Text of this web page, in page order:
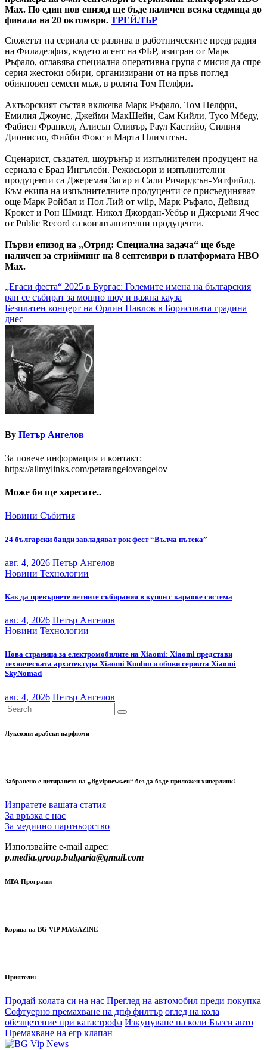
Max. По един нов епизод ще бъде наличен всяка седмица до
финала на 20 октомври. ТРЕЙЛЪР
Сюжетът на сериала се развива в работническите предградия
на Филаделфия, където агент на ФБР, изигран от Марк
Ръфало, оглавява специална оперативна група с мисия да спре
серия жестоки обири, организирани от на пръв поглед
обикновен семеен мъж, в ролята Том Пелфри.
Актьорският състав включва Марк Ръфало, Том Пелфри,
Емилия Джоунс, Джейми МакШейн, Сам Кийли, Тусо Мбеду,
Фабиен Франкел, Алисън Оливър, Раул Кастийо, Силвия
Дионисио, Фийби Фокс и Марта Плимптън.
Сценарист, създател, шоурънър и изпълнителен продуцент на
сериала е Брад Ингълсби. Режисьори и изпълнителни
продуценти са Джеремая Загар и Сали Ричардсън-Уитфийлд.
Към екипа на изпълнителните продуценти се присъединяват
още Марк Ройбал и Пол Лий от wiip, Марк Ръфало, Дейвид
Крокет и Рон Шмидт. Никол Джордан-Уебър и Джеръми Ячес
от Public Record са коизпълнителни продуценти.
Първи епизод на „Отряд: Специална задача“ ще бъде
наличен зa стрийминг на 8 септември в платформата HBO
Max.
Навигация
„Егаси феста“ 2025 в Бургас: Големите имена на българския
рап се събират за мощно шоу и важна кауза
Безплатен концерт на Орлин Павлов в Борисовата градина
днес
By Петър Ангелов
За повече информация и контакт:
https://allmylinks.com/petarangelovangelov
Може би ще харесате..
Новини Събития
24 български банди завладяват рок фест “Вълча пътека”
авг. 4, 2026 Петър Ангелов
Новини Технологии
Как да превърнете летните събирания в купон с караоке система
авг. 4, 2026 Петър Ангелов
Новини Технологии
Нова страница за електромобилите на Xiaomi: Xiaomi представи
техническата архитектура Xiaomi Kunlun и обяви серията Xiaomi
SkyNomad
авг. 4, 2026 Петър Ангелов
Луксозни арабски парфюми
Забранено е цитирането на „Bgvipnews.eu“ без да бъде приложен хиперлинк!
Изпратете вашата статия
За връзка с нас
За медиино партньорство
Използвайте e-mail адрес:
p.media.group.bulgaria@gmail.com
МВА Програми
Корица на BG VIP MAGAZINE
Приятели:
Продай колата си на нас Преглед на автомобил преди покупка
Софтуерно премахване на дпф филтър оглед на кола
обезщетение при катастрофа Изкупуване на коли Бъгси авто
Премахване на егр клапан